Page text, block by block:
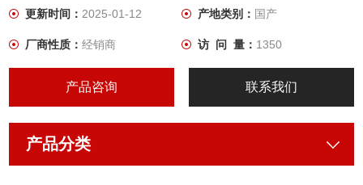
• 大型拇指调节滚轮，易操作。
• 可测量外径、内径、深度和阶差。
更新时间：2025-01-12 产地类别： 国产
厂商性质：经销商 访 问 量： 1350
产品咨询 联系我们
产品分类